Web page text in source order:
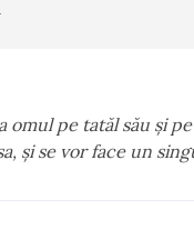
omul pe tatăl său şi
şi se vor face un